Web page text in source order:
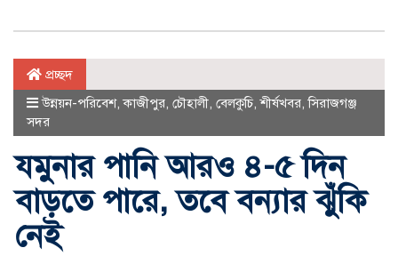
প্রচ্ছদ
উন্নয়ন-পরিবেশ,কাজীপুর, চৌহালী, বেলকুচি,শীর্ষখবর,সিরাজগঞ্জ
সদর
যমুনার পানি আরও ৪-৫ দিন
বাড়তে পারে, তবে বন্যার ঝুঁকি
নেই